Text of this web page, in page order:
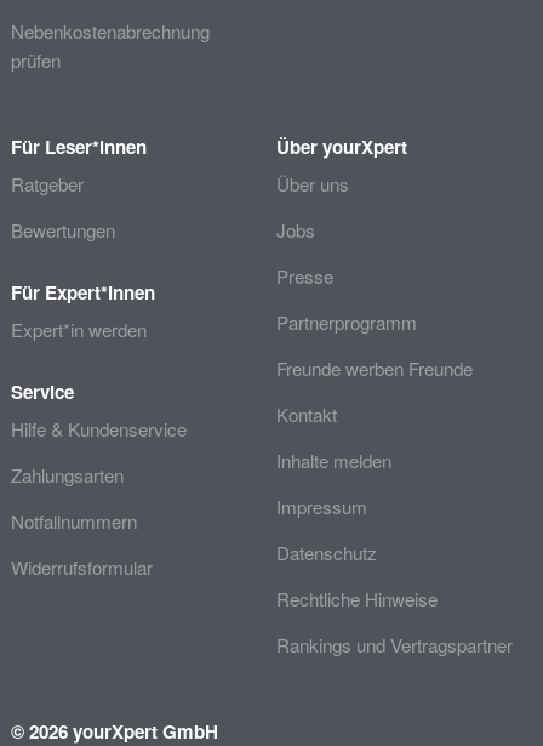
Nebenkostenabrechnung
prüfen
Für Leser*innen
Ratgeber
Bewertungen
Für Expert*innen
Expert*in werden
Service
Hilfe & Kundenservice
Zahlungsarten
Notfallnummern
Widerrufsformular
Über yourXpert
Über uns
Jobs
Presse
Partnerprogramm
Freunde werben Freunde
Kontakt
Inhalte melden
Impressum
Datenschutz
Rechtliche Hinweise
Rankings und Vertragspartner
© 2026 yourXpert GmbH